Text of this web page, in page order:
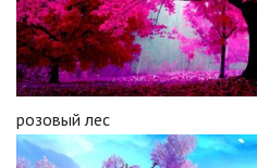
розовый лес